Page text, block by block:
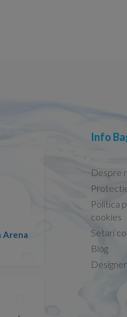
Arena
Conform descrierii!
13.02.2026
Info
Despre
Politica
cookies
Setari
Blog